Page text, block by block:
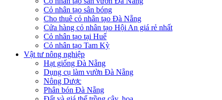
Cỏ nhân tạo sân bóng
Cho thuê cỏ nhân tạo Đà Nẵng
Cửa hàng cỏ nhân tạo Hội An giá rẻ nhất
Cỏ nhân tạo tại Huế
Cỏ nhân tạo Tam Kỳ
Vật tư nông nghiệp
Hạt giống Đà Nẵng
Dụng cụ làm vườn Đà Nẵng
Nông Dược
Phân bón Đà Nẵng